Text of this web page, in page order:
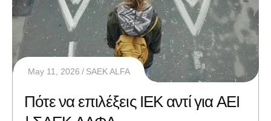
May 11, 2026 SAEK ALFA
Πότε να επιλέξεις ΙΕΚ αντί για ΑΕΙ